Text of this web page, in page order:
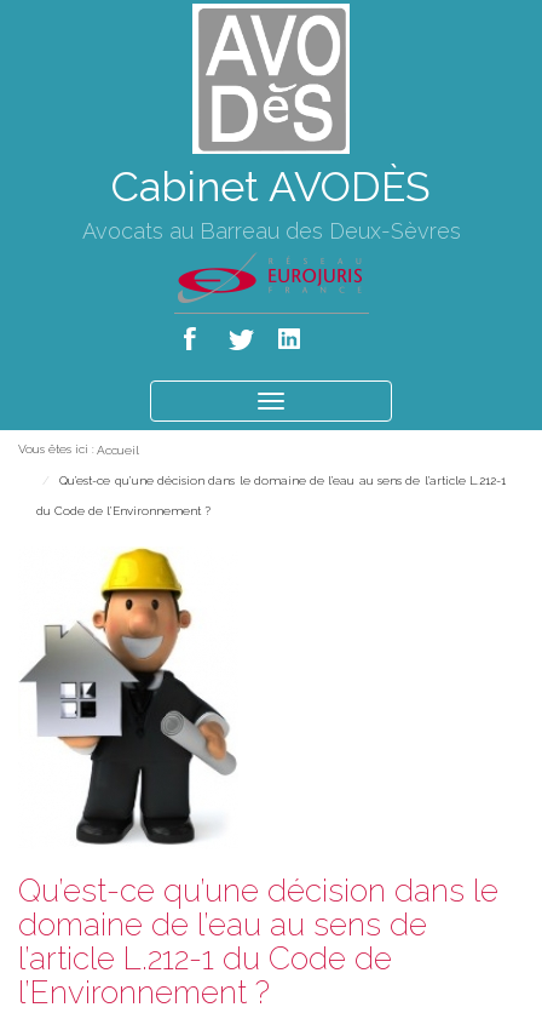
Cabinet AVODÈS
Avocats au Barreau des Deux-Sèvres
le
Vous êtes ici : Accueil
Qu’est-ce qu’une décision dans le domaine de l’eau au sens de l’article L.212-1
du Code de l’Environnement ?
Qu’est-ce qu’une décision dans le
domaine de l’eau au sens de
l’article L.212-1 du Code de
l’Environnement ?